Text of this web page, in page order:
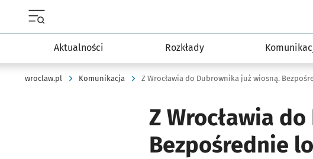
Aktualności Rozkłady
wroclaw.pl Komunikacja
Z Wrocławia
Bezpośrednie